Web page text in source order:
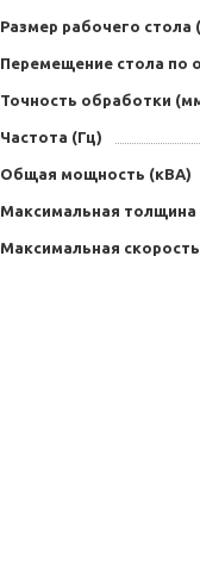
Размер рабочего стола
Перемещение стола по
Точность обработки
Частота (Гц)
Общая мощность (кВА)
Максимальная толщина
Максимальная